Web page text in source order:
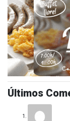
Últimos